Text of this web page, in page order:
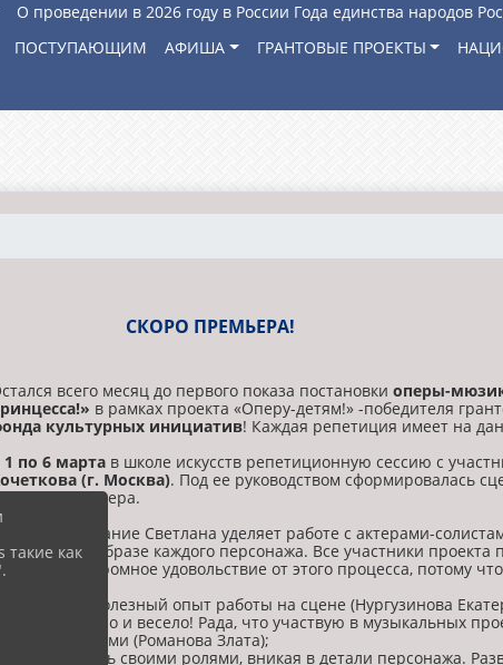
О проведении в 2026 году в России Года единства народов
ПОСТУПАЮЩИМ АФИША ГРАНТОВЫЕ ПРОЕКТЫ
СКОРО ПРЕМЬЕРА!
всего месяц до первого показа постановкиоперы-
в рамках проекта «Оперу-детям!» -победителя
культурных инициатив! Каждая репетиция имеет на
1 по 6 марта в школе искусств репетиционную сессию с
(г. Москва). Под ее руководством сформировалась
номера.
Большое внимание Светлана уделяет работе с актерами-
образе каждого персонажа. Все участники
получают огромное удовольствие от этого процесса, потому
…. это очень полезный опыт работы на сцене (Нургузинова
… это интересно и весело! Рада, что участвую в музыкальных
преподавателями (Романова Злата);
… я проникаюсь своими ролями, вникая в детали персонажа.
такие как